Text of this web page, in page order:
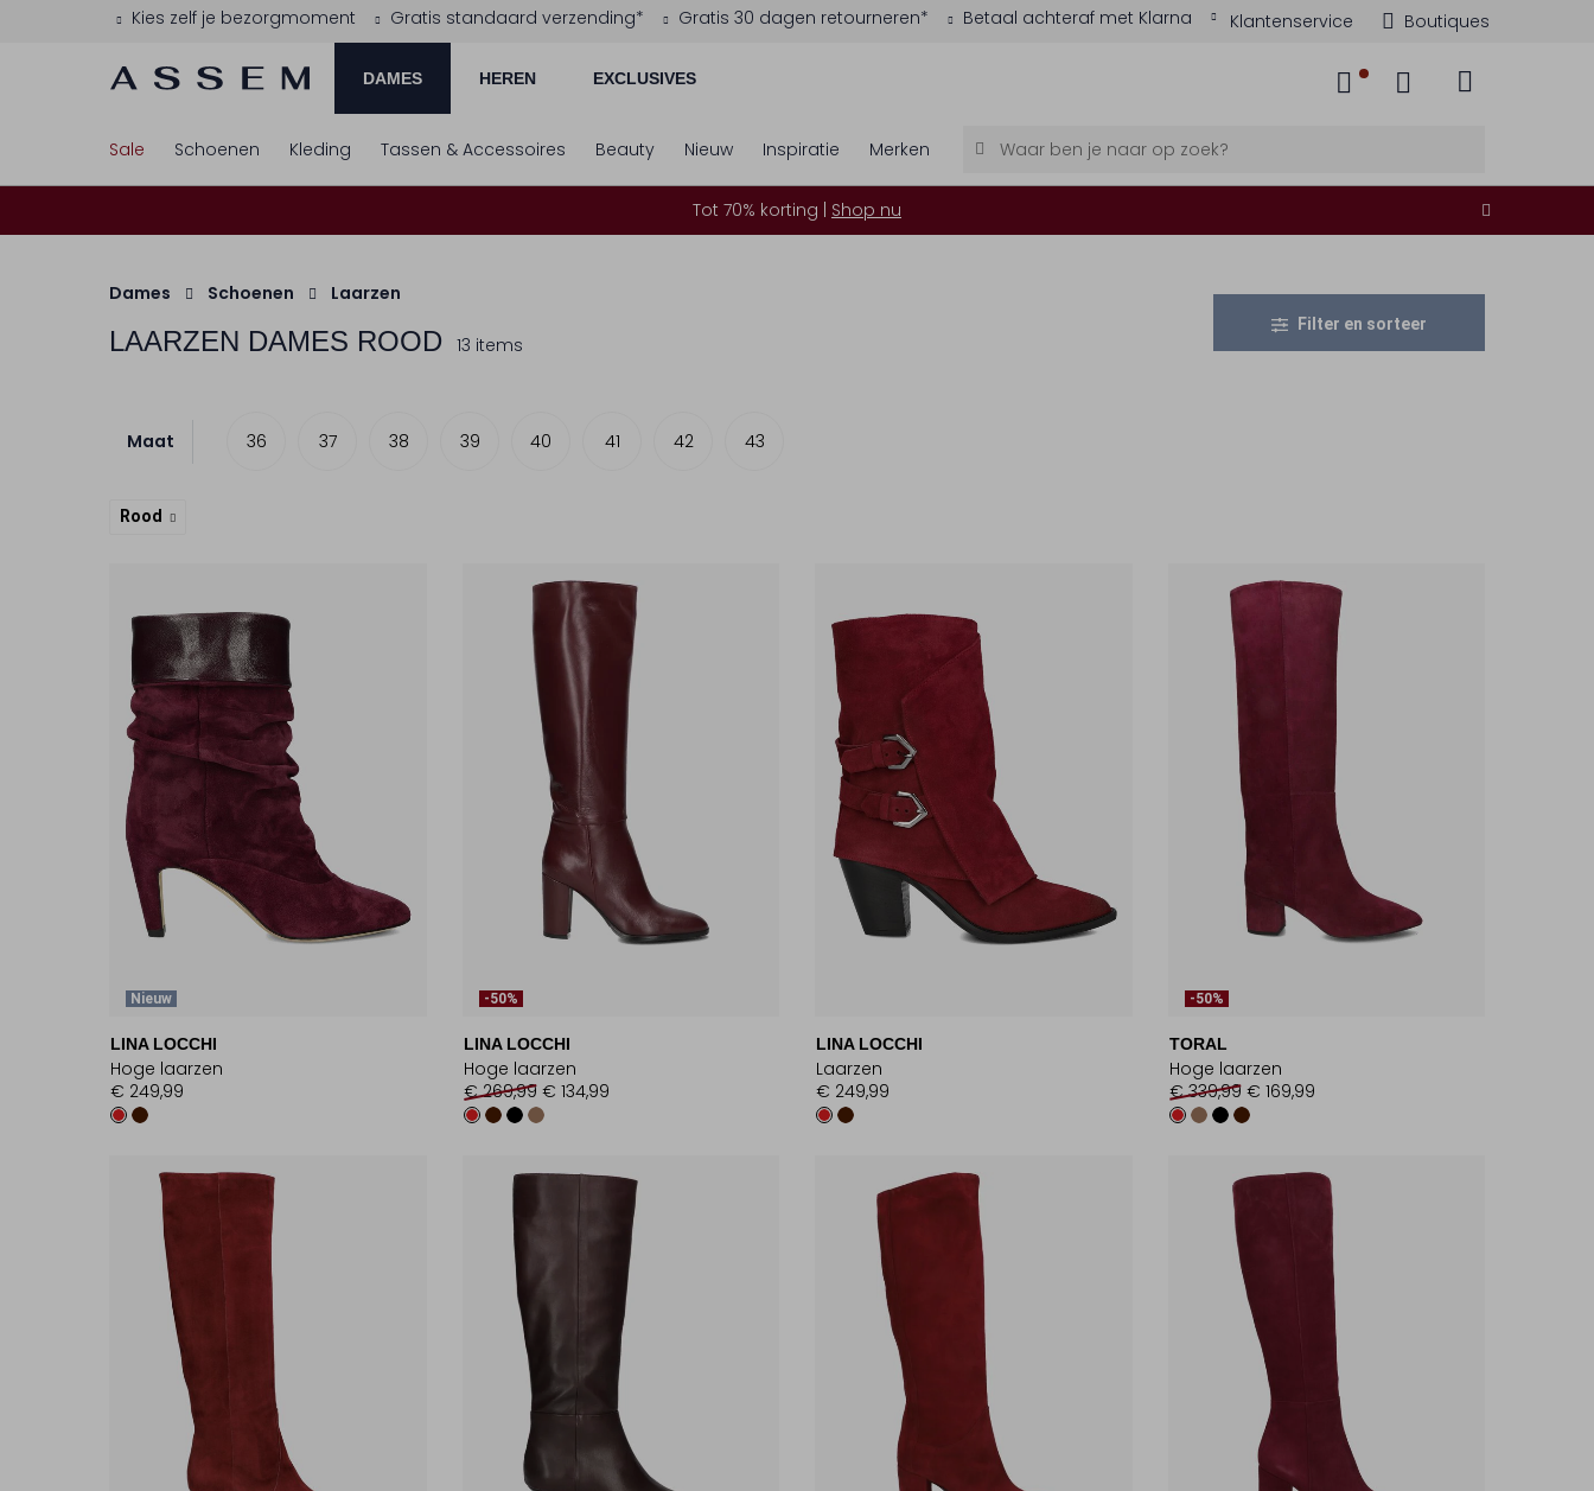
Kies zelf je bezorgmoment Gratis standaard verzending* Gratis 30 dagen retourneren* Betaal achteraf met Klarna Klantenservice Boutiques
DAMES HEREN EXCLUSIVES
Sale Schoenen Kleding Tassen & Accessoires Beauty Nieuw Inspiratie Merken
Tot 70% korting | Shop nu
Dames Schoenen Laarzen
LAARZEN DAMES ROOD 13 items
Filter en sorteer
Maat 36 37 38 39 40 41 42 43
Rood
Nieuw
LINA LOCCHI
Hoge laarzen
€ 249,99
-50%
LINA LOCCHI
Hoge laarzen
€ 269,99 € 134,99
LINA LOCCHI
Laarzen
€ 249,99
-50%
TORAL
Hoge laarzen
€ 339,99 € 169,99